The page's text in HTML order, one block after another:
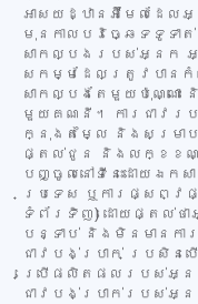
អាសយដ្ឋានអ៊ីមែលដែល
មុនកាលបរិច្ឆេទទូទាត់
សាកល្បងរបស់អ្នក
សកម្មដែលត្រូវបានកំ
សាកល្បងតែមួយប៉ុណ្ណោ
មួយគណនី។ ការជាវ
ក្នុងតម្លៃ និងសម្រាប់
ផ្តល់ជូន និងលក្ខខណ្ឌ
បញ្ចូលនៅទីនេះដោយឯកស
ប្រទេស ឬការផ្សព្
ទំព័រទិញ) ដោយផ្តល់ថា
បន្ទាប់ និងមិនមានកា
ជាវបង់ប្រាក់ ប្រសិ
ប្រើផលិតផលរបស់អ្ន
ជាវបង់ប្រាក់របស់អ្